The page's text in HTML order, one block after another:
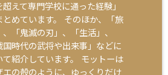
超えて専門学校に通った経験」
とめています。 そのほか、「旅
、「鬼滅の刃」、「生活」、
国時代の武将や出来事」などに
て紹介しています。 モットーは
エの殻のように、ゆっくりだけ